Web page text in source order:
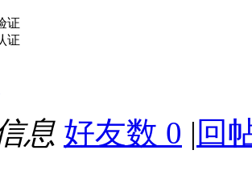
证
证
息 好友数 0 | 回